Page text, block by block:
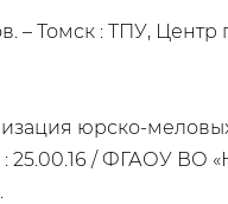
– Томск : ТПУ,
юрско-
25.00.16 / ФГАОУ ВО